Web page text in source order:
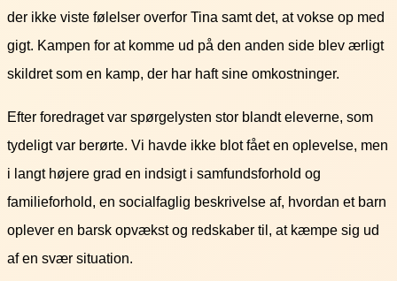
der ikke viste følelser overfor Tina samt det, at vokse op med
gigt. Kampen for at komme ud på den anden side blev ærligt
skildret som en kamp, der har haft sine omkostninger.
Efter foredraget var spørgelysten stor blandt eleverne, som
tydeligt var berørte. Vi havde ikke blot fået en oplevelse, men
i langt højere grad en indsigt i samfundsforhold og
familieforhold, en socialfaglig beskrivelse af, hvordan et barn
oplever en barsk opvækst og redskaber til, at kæmpe sig ud
af en svær situation.